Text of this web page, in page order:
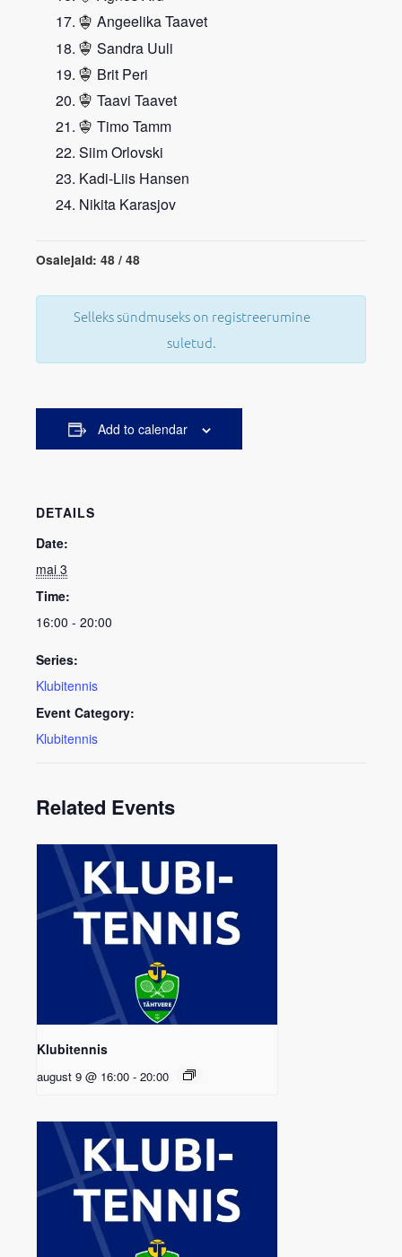
Angeelika Taavet
Sandra Uuli
Brit Peri
Taavi Taavet
Timo Tamm
Siim Orlovski
Kadi-Liis Hansen
Nikita Karasjov
Osalejaid: 48 / 48
Selleks sündmuseks on registreerumine
suletud.
Add to calendar
DETAILS
Date:
mai 3
Time:
16:00 - 20:00
Series:
Klubitennis
Event Category:
Klubitennis
Related Events
Klubitennis
august 9 @ 16:00 - 20:00